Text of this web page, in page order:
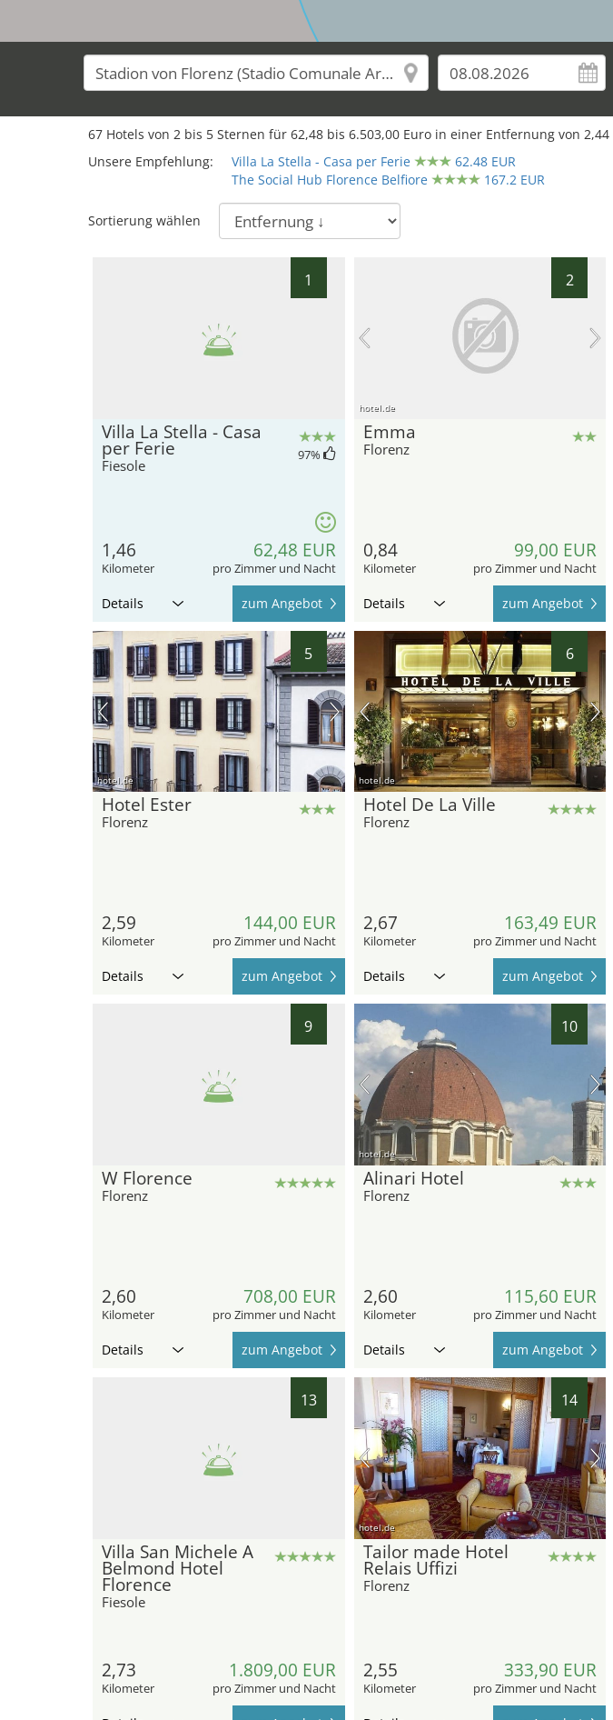
67 Hotels von 2 bis 5 Sternen für 62,48 bis 6.503,00 Euro in einer Entfernung von 2,44
Unsere Empfehlung:
Villa La Stella - Casa per Ferie
62.48 EUR
The Social Hub Florence Belfiore
167.2 EUR
Sortierung wählen
1
Villa La Stella - Casa
per Ferie
Fiesole
97%
1,46
Kilometer
62,48 EUR
pro Zimmer und Nacht
Details zum Angebot
2
hotel.de
Emma
Florenz
0,84
Kilometer
99,00 EUR
pro Zimmer und Nacht
Details zum Angebot
5
hotel.de
Hotel Ester
Florenz
2,59
Kilometer
144,00 EUR
pro Zimmer und Nacht
Details zum Angebot
6
hotel.de
Hotel De La Ville
Florenz
2,67
Kilometer
163,49 EUR
pro Zimmer und Nacht
Details zum Angebot
9
W Florence
Florenz
2,60
Kilometer
708,00 EUR
pro Zimmer und Nacht
Details zum Angebot
10
hotel.de
Alinari Hotel
Florenz
2,60
Kilometer
115,60 EUR
pro Zimmer und Nacht
Details zum Angebot
13
Villa San Michele A
Belmond Hotel
Florence
Fiesole
2,73
Kilometer
1.809,00 EUR
pro Zimmer und Nacht
14
hotel.de
Tailor made Hotel
Relais Uffizi
Florenz
2,55
Kilometer
333,90 EUR
pro Zimmer und Nacht